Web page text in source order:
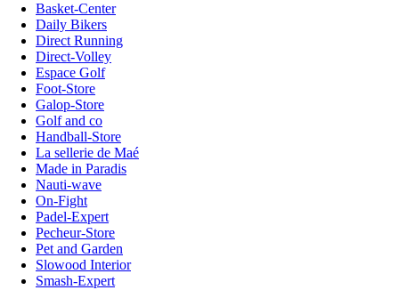
Basket-Center
Daily Bikers
Direct Running
Direct-Volley
Espace Golf
Foot-Store
Galop-Store
Golf and co
Handball-Store
La sellerie de Maé
Made in Paradis
Nauti-wave
On-Fight
Padel-Expert
Pecheur-Store
Pet and Garden
Slowood Interior
Smash-Expert